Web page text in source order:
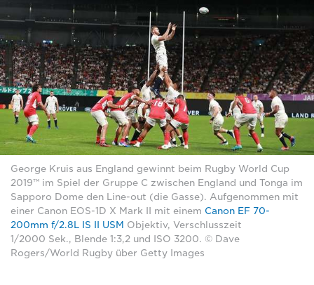
George Kruis aus England gewinnt beim Rugby World Cup
2019™ im Spiel der Gruppe C zwischen England und Tonga im
Sapporo Dome den Line-out (die Gasse). Aufgenommen mit
einer Canon EOS-1D X Mark II mit einem Canon EF 70-
200mm f/2.8L IS II USM Objektiv, Verschlusszeit
1/2000 Sek., Blende 1:3,2 und ISO 3200. © Dave
Rogers/World Rugby über Getty Images